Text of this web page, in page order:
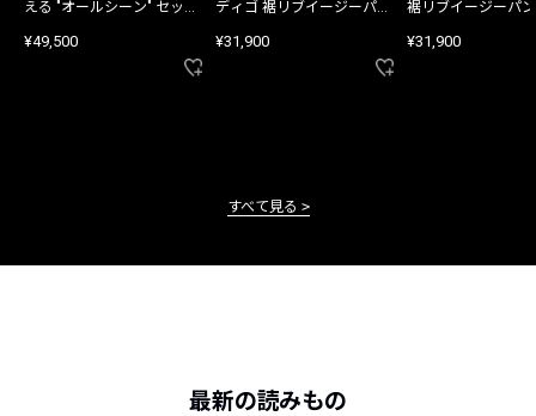
える "オールシーン" セット
¥49,500
ディゴ 裾リブイージーパン
¥31,900
裾リブイージーパ
¥31,900
すべて見る
最新の読みもの